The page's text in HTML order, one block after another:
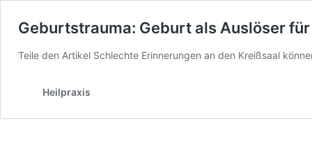
Geburtstrauma: Geburt als Auslöser
Teile den Artikel Schlechte Erinnerungen an den Kreißsaal
Heilpraxis